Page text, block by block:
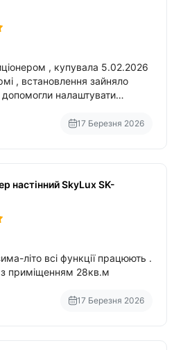
, купувала 5.02.2026
17 Березня 2026
настінний SkyLux SK-
літо всі функції працюють .
з приміщенням 28кв.м
17 Березня 2026